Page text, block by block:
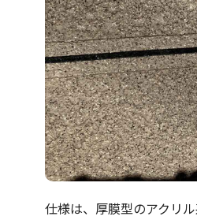
仕様は、厚膜型のアクリ